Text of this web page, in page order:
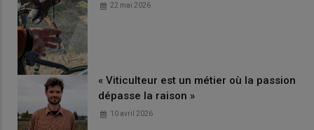
22 mai 2026
« Viticulteur est un métier où la passion
dépasse la raison »
10 avril 2026